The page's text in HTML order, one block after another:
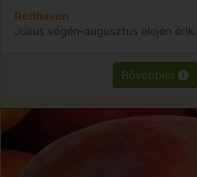
Redhaven
Július végén-augusztus elején érik.
Bővebben